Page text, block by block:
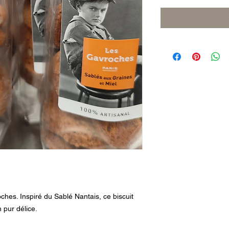
Inspiré du Sablé Nantais, ce biscuit
pur délice.